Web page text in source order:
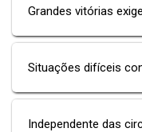
Grandes vitórias
Situações difíceis
Independente das